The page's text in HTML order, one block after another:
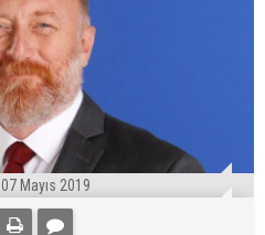
07 Mayıs 2019